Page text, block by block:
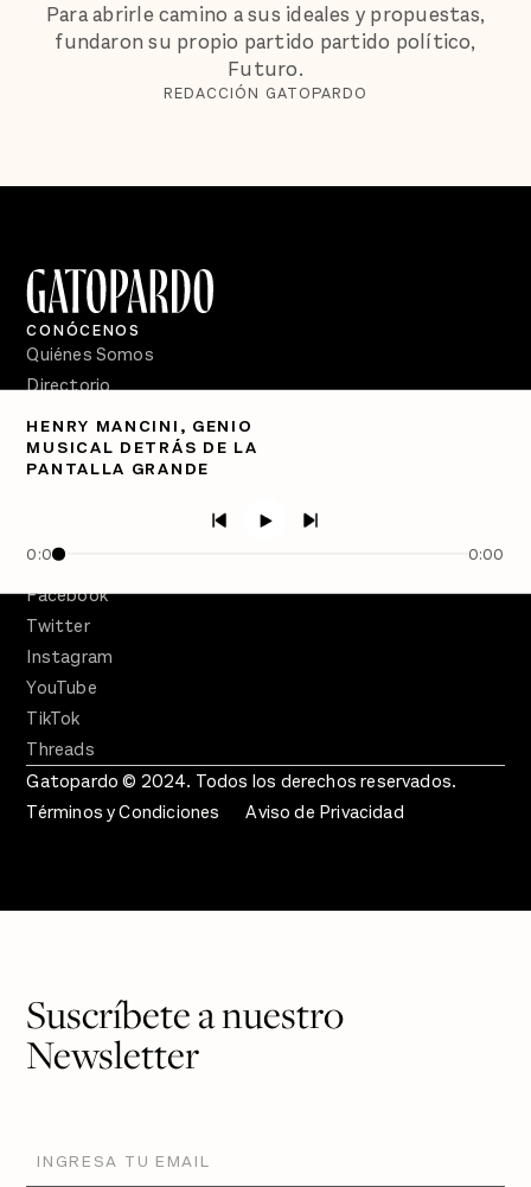
Para abrirle camino a sus ideales y propuestas,
fundaron su propio partido partido político,
Futuro.
REDACCIÓN GATOPARDO
HENRY MANCINI, GENIO
MUSICAL DETRÁS DE LA
PANTALLA GRANDE
0:00 0:00
CONÓCENOS
Quiénes Somos
Directorio
PÓDCASTS
Semanario Gatopardo
Facebook
Twitter
Instagram
YouTube
TikTok
Threads
Gatopardo © 2024. Todos los derechos reservados.
Términos y Condiciones
Aviso de Privacidad
Suscríbete a nuestro
Newsletter